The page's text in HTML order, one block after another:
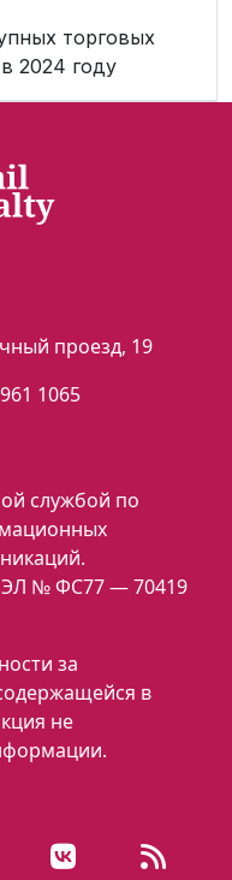
торговых
2024 году
проезд, 19
1065
службой по
ЭЛ № ФС77 — 70419
за
в
не